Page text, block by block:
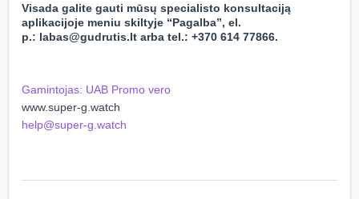
Visada galite gauti mūsų specialisto konsultaciją
aplikacijoje meniu skiltyje “Pagalba”, el.
p.: labas@gudrutis.lt arba tel.: +370 614 77866.
Gamintojas: UAB Promo vero
www.super-g.watch
help@super-g.watch